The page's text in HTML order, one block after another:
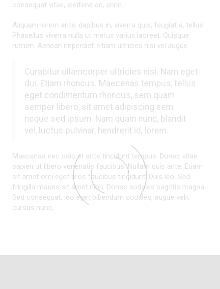
consequat vitae, eleifend ac, enim.
Aliquam lorem ante, dapibus in, viverra quis, feugiat a, tellus.
Phasellus viverra nulla ut metus varius laoreet. Quisque
rutrum. Aenean imperdiet. Etiam ultricies nisi vel augue.
Curabitur ullamcorper ultricies nisi. Nam eget
dui. Etiam rhoncus. Maecenas tempus, tellus
eget condimentum rhoncus, sem quam
semper libero, sit amet adipiscing sem
neque sed ipsum. Nam quam nunc, blandit
vel, luctus pulvinar, hendrerit id, lorem.
Maecenas nec odio et ante tincidunt tempus. Donec vitae
sapien ut libero venenatis faucibus. Nullam quis ante. Etiam
sit amet orci eget eros faucibus tincidunt. Duis leo. Sed
fringilla mauris sit amet nibh. Donec sodales sagittis magna.
Sed consequat, leo eget bibendum sodales, augue velit
cursus nunc,